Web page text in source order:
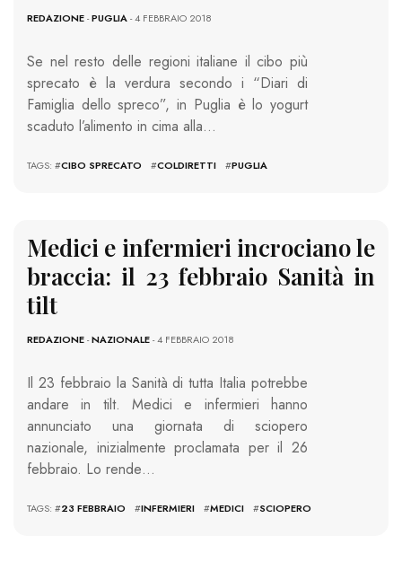
REDAZIONE-PUGLIA- 4 FEBBRAIO 2018
Se nel resto delle regioni italiane il cibo più
sprecato è la verdura secondo i “Diari di
Famiglia dello spreco”, in Puglia è lo yogurt
scaduto l’alimento in cima alla…
TAGS: #CIBO SPRECATO #COLDIRETTI #PUGLIA
Medici e infermieri incrociano le
braccia: il 23 febbraio Sanità in
tilt
REDAZIONE-NAZIONALE- 4 FEBBRAIO 2018
Il 23 febbraio la Sanità di tutta Italia potrebbe
andare in tilt. Medici e infermieri hanno
annunciato una giornata di sciopero
nazionale, inizialmente proclamata per il 26
febbraio. Lo rende…
TAGS: #23 FEBBRAIO #INFERMIERI #MEDICI #SCIOPERO